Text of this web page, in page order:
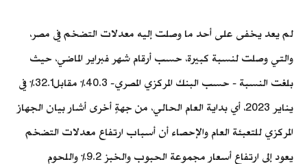
لم يعد يخفى على أحد ما وصلت إليه معدلات التضخم في مصر،
والتي وصلت لنسبة كبيرة، حسب أرقام شهر فبراير الماضي، حيث
بلغت النسبة - حسب البنك المركزي المصري- 40.3% مقابل32.1% في
يناير 2023، أي بداية العام الحالي، من جهةٍ أخرى أشار بيان الجهاز
المركزي للتعبئة العام والإحصاء أن أسباب ارتفاع معدلات التضخم
يعود إلى ارتفاع أسعار مجموعة الحبوب والخبز 9.2% واللحوم